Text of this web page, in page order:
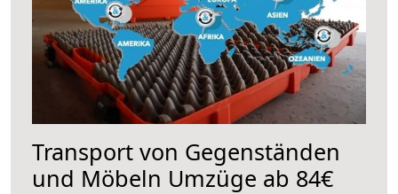
Transport von Gegenständen
und Möbeln Umzüge ab 84€